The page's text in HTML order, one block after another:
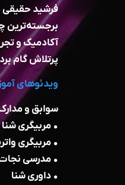
فرشید حقیقی
برجسته‌ترین
آکادمیک و
پرتلاش گام
ویدئوهای
سوابق و
• مربیگری
• مربیگری
• مدرسی
• داوری شنا